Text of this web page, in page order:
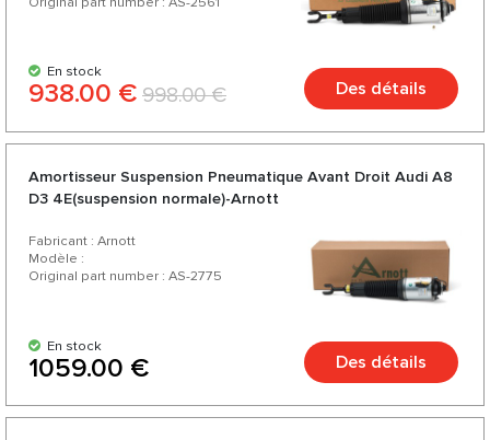
En stock
938.00 € 998.00 € Des détails
Amortisseur Suspension Pneumatique Avant Droit Audi A8
D3 4E(suspension normale)-Arnott
Fabricant : Arnott
Modèle :
Original part number : AS-2775
En stock
1059.00 € Des détails